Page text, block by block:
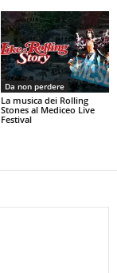
Da non perdere
La musica dei Rolling
Stones al Mediceo Live
Festival